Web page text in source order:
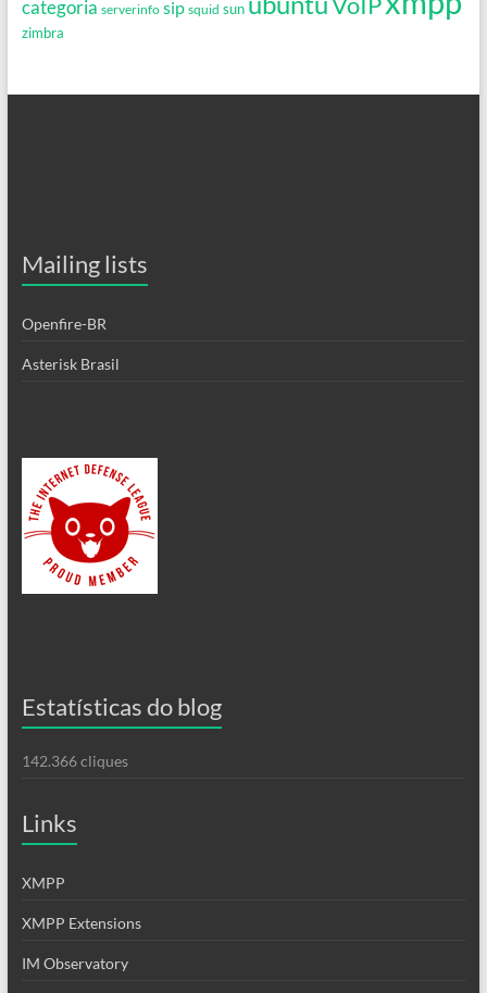
categoria serverinfo sip squid sun
zimbra
Mailing lists
Openfire-BR
Asterisk Brasil
Estatísticas do blog
142.366 cliques
Links
XMPP
XMPP Extensions
IM Observatory